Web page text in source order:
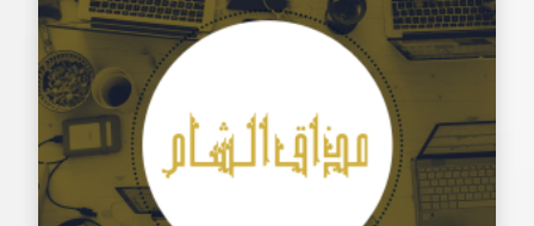
إدارة السوشيال ميديا شركة زوايا للديكور